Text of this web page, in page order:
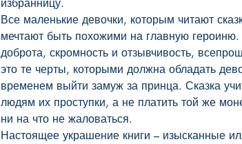
избранницу.
Все маленькие девочки, которым читают
мечтают быть похожими на главную героиню.
доброта, скромность и отзывчивость,
это те черты, которыми должна обладать
временем выйти замуж за принца. Сказка
людям их проступки, а не платить той же
ни на что не жаловаться.
Настоящее украшение книги – изысканные